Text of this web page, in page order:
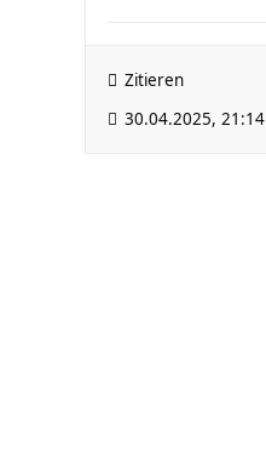
Zitieren
30.04.2025, 21:14